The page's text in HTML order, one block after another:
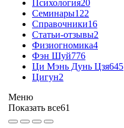
Психология20
Семинары122
Справочники16
Статьи-отзывы2
Физиогномика4
Фэн Шуй776
Ци Мэнь Дунь Цзя645
Цигун2
Меню
Показать все61